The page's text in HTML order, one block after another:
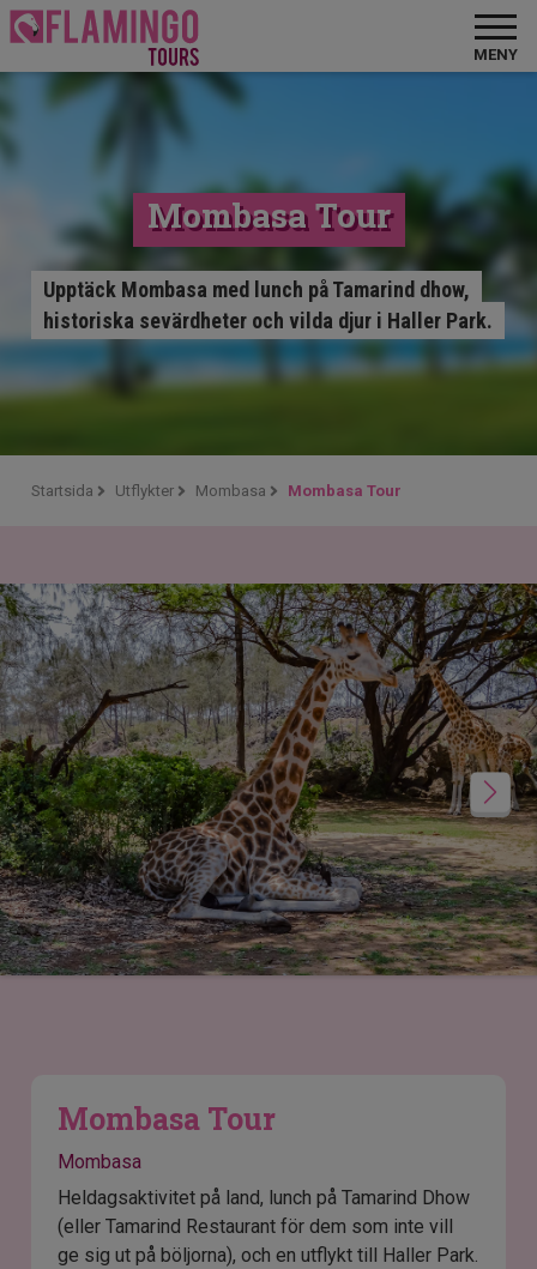
MENY
Mombasa Tour
Upptäck Mombasa med lunch på Tamarind dhow,
historiska sevärdheter och vilda djur i Haller Park.
Startsida Utflykter Mombasa Mombasa Tour
Mombasa Tour
Mombasa
Heldagsaktivitet på land, lunch på Tamarind Dhow
(eller Tamarind Restaurant för dem som inte vill
ge sig ut på böljorna), och en utflykt till Haller Park.